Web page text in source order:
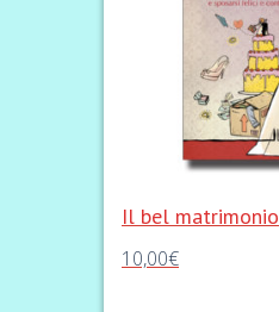
Il bel matrimonio
10,00€